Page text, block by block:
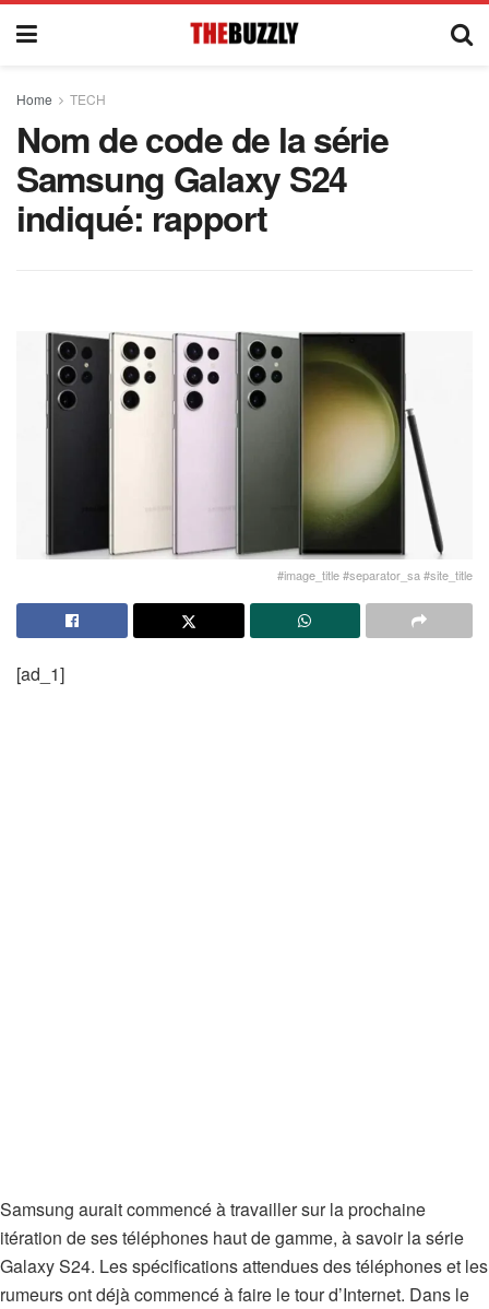
Home TECH
Nom de code de la série
Samsung Galaxy S24
indiqué: rapport
#image_title #separator_sa #site_title
[ad_1]
Samsung aurait commencé à travailler sur la prochaine
itération de ses téléphones haut de gamme, à savoir la série
Galaxy S24. Les spécifications attendues des téléphones et les
rumeurs ont déjà commencé à faire le tour d’Internet. Dans le